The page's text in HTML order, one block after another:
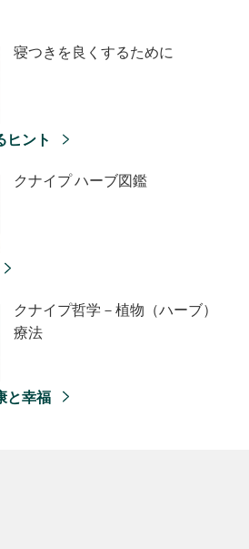
寝つきを良くするために
ヒント
クナイプ ハーブ図鑑
クナイプ哲学－植物（ハーブ）
療法
と幸福